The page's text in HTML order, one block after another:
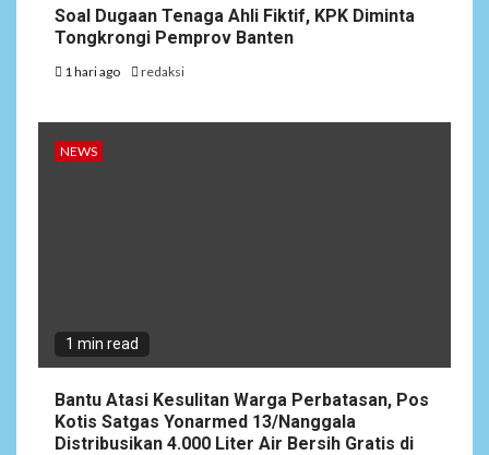
Perbatasan, Pos Kotis
Satgas Yonarmed
13/Nanggala Distribusikan
Ucapan Diduga
Merendahkan Wartawan
Dinilai Cederai Martabat
Soal Dugaan Tenaga Ahli Fiktif, KPK Diminta
Tongkrongi Pemprov Banten
1 hari ago redaksi
NEWS
1 min read
Bantu Atasi Kesulitan Warga Perbatasan, Pos
Kotis Satgas Yonarmed 13/Nanggala
Distribusikan 4.000 Liter Air Bersih Gratis di